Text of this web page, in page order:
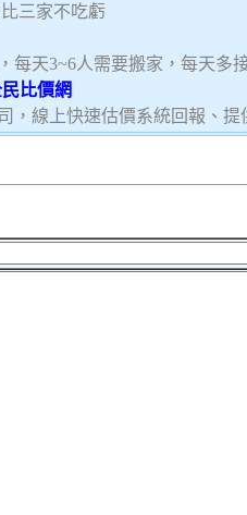
三家不吃虧
每天3~6人需要搬家，每天多
比價網
，線上快速估價系統回報、